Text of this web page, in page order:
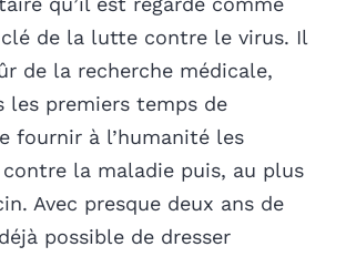
de la lutte contre le virus. Il
de la recherche médicale,
les premiers temps de
fournir à l’humanité les
la maladie puis, au plus
Avec presque deux ans de
possible de dresser